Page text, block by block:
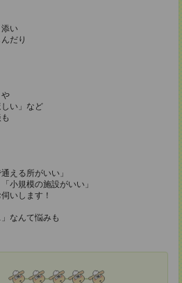
添い
だり
や
しい」など
える所がいい」
小規模の施設がいい」
いします！
なんて悩みも